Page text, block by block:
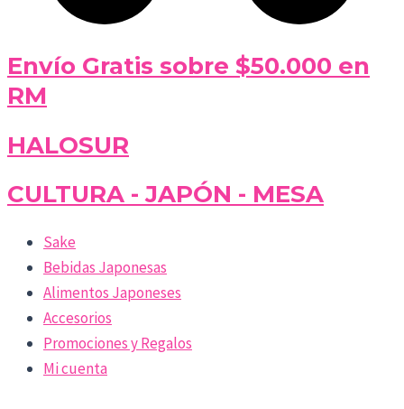
Envío Gratis sobre $50.000 en
RM
HALOSUR
CULTURA - JAPÓN - MESA
Sake
Bebidas Japonesas
Alimentos Japoneses
Accesorios
Promociones y Regalos
Mi cuenta